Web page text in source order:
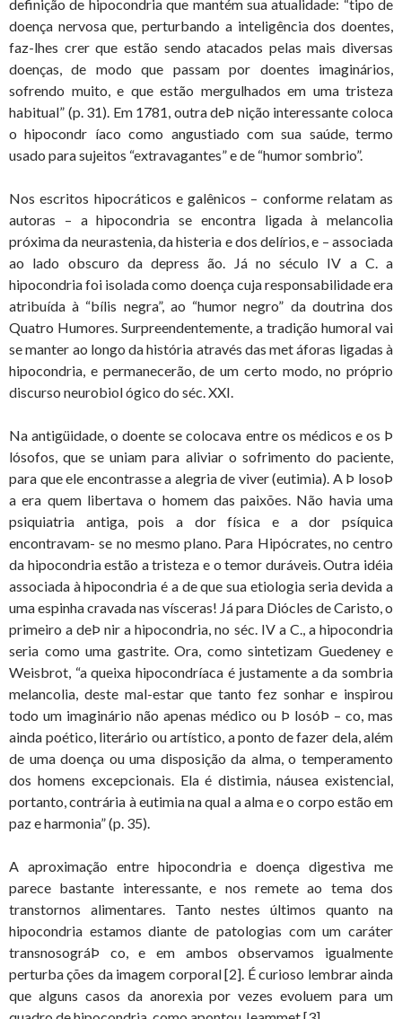
definição de hipocondria que mantém sua atualidade: “tipo de
doença nervosa que, perturbando a inteligência dos doentes,
faz-lhes crer que estão sendo atacados pelas mais diversas
doenças, de modo que passam por doentes imaginários,
sofrendo muito, e que estão mergulhados em uma tristeza
habitual” (p. 31). Em 1781, outra deÞ nição interessante coloca
o hipocondr íaco como angustiado com sua saúde, termo
usado para sujeitos “extravagantes” e de “humor sombrio”.
Nos escritos hipocráticos e galênicos – conforme relatam as
autoras – a hipocondria se encontra ligada à melancolia
próxima da neurastenia, da histeria e dos delírios, e – associada
ao lado obscuro da depress ão. Já no século IV a C. a
hipocondria foi isolada como doença cuja responsabilidade era
atribuída à “bílis negra”, ao “humor negro” da doutrina dos
Quatro Humores. Surpreendentemente, a tradição humoral vai
se manter ao longo da história através das met áforas ligadas à
hipocondria, e permanecerão, de um certo modo, no próprio
discurso neurobiol ógico do séc. XXI.
Na antigüidade, o doente se colocava entre os médicos e os Þ
lósofos, que se uniam para aliviar o sofrimento do paciente,
para que ele encontrasse a alegria de viver (eutimia). A Þ losoÞ
a era quem libertava o homem das paixões. Não havia uma
psiquiatria antiga, pois a dor física e a dor psíquica
encontravam- se no mesmo plano. Para Hipócrates, no centro
da hipocondria estão a tristeza e o temor duráveis. Outra idéia
associada à hipocondria é a de que sua etiologia seria devida a
uma espinha cravada nas vísceras! Já para Diócles de Caristo, o
primeiro a deÞ nir a hipocondria, no séc. IV a C., a hipocondria
seria como uma gastrite. Ora, como sintetizam Guedeney e
Weisbrot, “a queixa hipocondríaca é justamente a da sombria
melancolia, deste mal-estar que tanto fez sonhar e inspirou
todo um imaginário não apenas médico ou Þ losóÞ – co, mas
ainda poético, literário ou artístico, a ponto de fazer dela, além
de uma doença ou uma disposição da alma, o temperamento
dos homens excepcionais. Ela é distimia, náusea existencial,
portanto, contrária à eutimia na qual a alma e o corpo estão em
paz e harmonia” (p. 35).
A aproximação entre hipocondria e doença digestiva me
parece bastante interessante, e nos remete ao tema dos
transtornos alimentares. Tanto nestes últimos quanto na
hipocondria estamos diante de patologias com um caráter
transnosográÞ co, e em ambos observamos igualmente
perturba ções da imagem corporal [2]. É curioso lembrar ainda
que alguns casos da anorexia por vezes evoluem para um